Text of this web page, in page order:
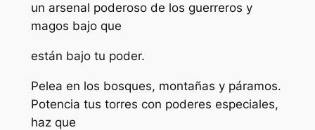
un arsenal poderoso de los guerreros y
magos bajo que
están bajo tu poder.
Pelea en los bosques, montañas y páramos.
Potencia tus torres con poderes especiales,
haz que